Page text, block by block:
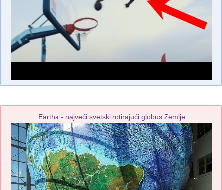
Eartha - najveći svetski rotirajući globus Zemlje